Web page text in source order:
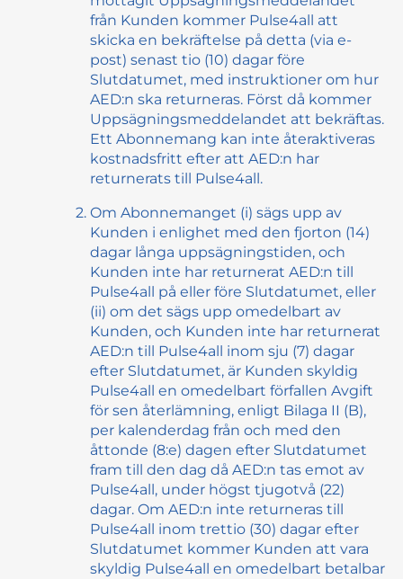
från Kunden kommer Pulse4all att
skicka en bekräftelse på detta (via e-
post) senast tio (10) dagar före
Slutdatumet, med instruktioner om hur
AED:n ska returneras. Först då kommer
Uppsägningsmeddelandet att bekräftas.
Ett Abonnemang kan inte återaktiveras
kostnadsfritt efter att AED:n har
returnerats till Pulse4all.
Om Abonnemanget (i) sägs upp av
Kunden i enlighet med den fjorton (14)
dagar långa uppsägningstiden, och
Kunden inte har returnerat AED:n till
Pulse4all på eller före Slutdatumet, eller
(ii) om det sägs upp omedelbart av
Kunden, och Kunden inte har returnerat
AED:n till Pulse4all inom sju (7) dagar
efter Slutdatumet, är Kunden skyldig
Pulse4all en omedelbart förfallen Avgift
för sen återlämning, enligt Bilaga II (B),
per kalenderdag från och med den
åttonde (8:e) dagen efter Slutdatumet
fram till den dag då AED:n tas emot av
Pulse4all, under högst tjugotvå (22)
dagar. Om AED:n inte returneras till
Pulse4all inom trettio (30) dagar efter
Slutdatumet kommer Kunden att vara
skyldig Pulse4all en omedelbart betalbar